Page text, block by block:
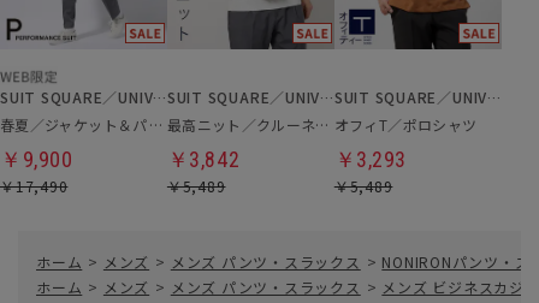
SUIT SQUARE／UNIVERSAL LANGUAGE
春夏／ジャケット＆パンツ＆Tシャツセットアップ
￥9,900
￥17,490
SUIT SQUARE／UNIVERSAL LANGUAGE
最高ニット／クルーネックニット
￥3,842
￥5,489
SUIT SQUARE／UNIVERSAL LANGUAGE
オフィT／ポロシャツ
￥3,293
￥5,489
ホーム > メンズ > メンズ パンツ・スラックス > NONIRONパンツ・ス
ホーム > メンズ > メンズ パンツ・スラックス > メンズ ビジネスカジ